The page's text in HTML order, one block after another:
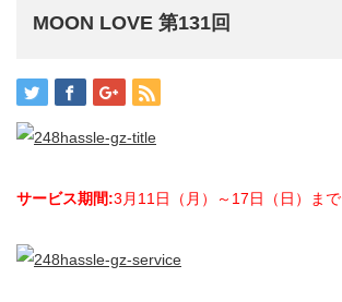
MOON LOVE 第131回
サービス期間:3月11日（月）～17日（日）まで